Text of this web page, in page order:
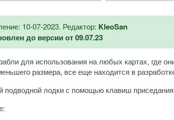
10-07-2023. Редактор: KleoSan
до версии от 09.07.23
для использования на любых картах, где
размера, все еще находится в
подводной лодки с помощью клавиш